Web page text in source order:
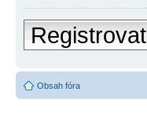
Registrovat
Obsah fóra